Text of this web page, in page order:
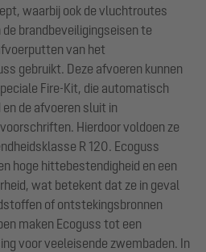
waarbij ook de vluchtroutes
brandbeveiligingseisen te
van het
gebruikt. Deze afvoeren kunnen
Fire-Kit, die automatisch
de afvoeren sluit in
Hierdoor voldoen ze
R 120. Ecoguss
hoge hittebestendigheid en een
wat betekent dat ze in geval
of ontstekingsbronnen
maken Ecoguss tot een
voor veeleisende zwembaden. In